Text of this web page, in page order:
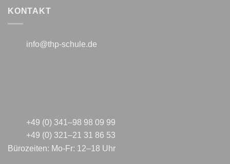
KONTAKT
info@thp-schule.de
+49 (0) 341–98 98 09 99
+49 (0) 321–21 31 86 53
Bürozeiten: Mo-Fr: 12–18 Uhr